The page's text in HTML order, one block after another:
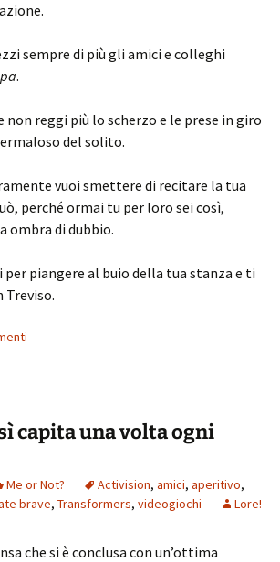
sempre di più gli amici e colleghi
.
non reggi più lo scherzo e le prese in giro
del solito.
vuoi smettere di recitare la tua
perché ormai tu per loro sei così,
ombra di dubbio.
per piangere al buio della tua stanza e ti
Treviso.
capita una volta ogni
Me or Not? Activision, amici, aperitivo,
brave, Transformers, videogiochi Lore!
che si è conclusa con un’ottima